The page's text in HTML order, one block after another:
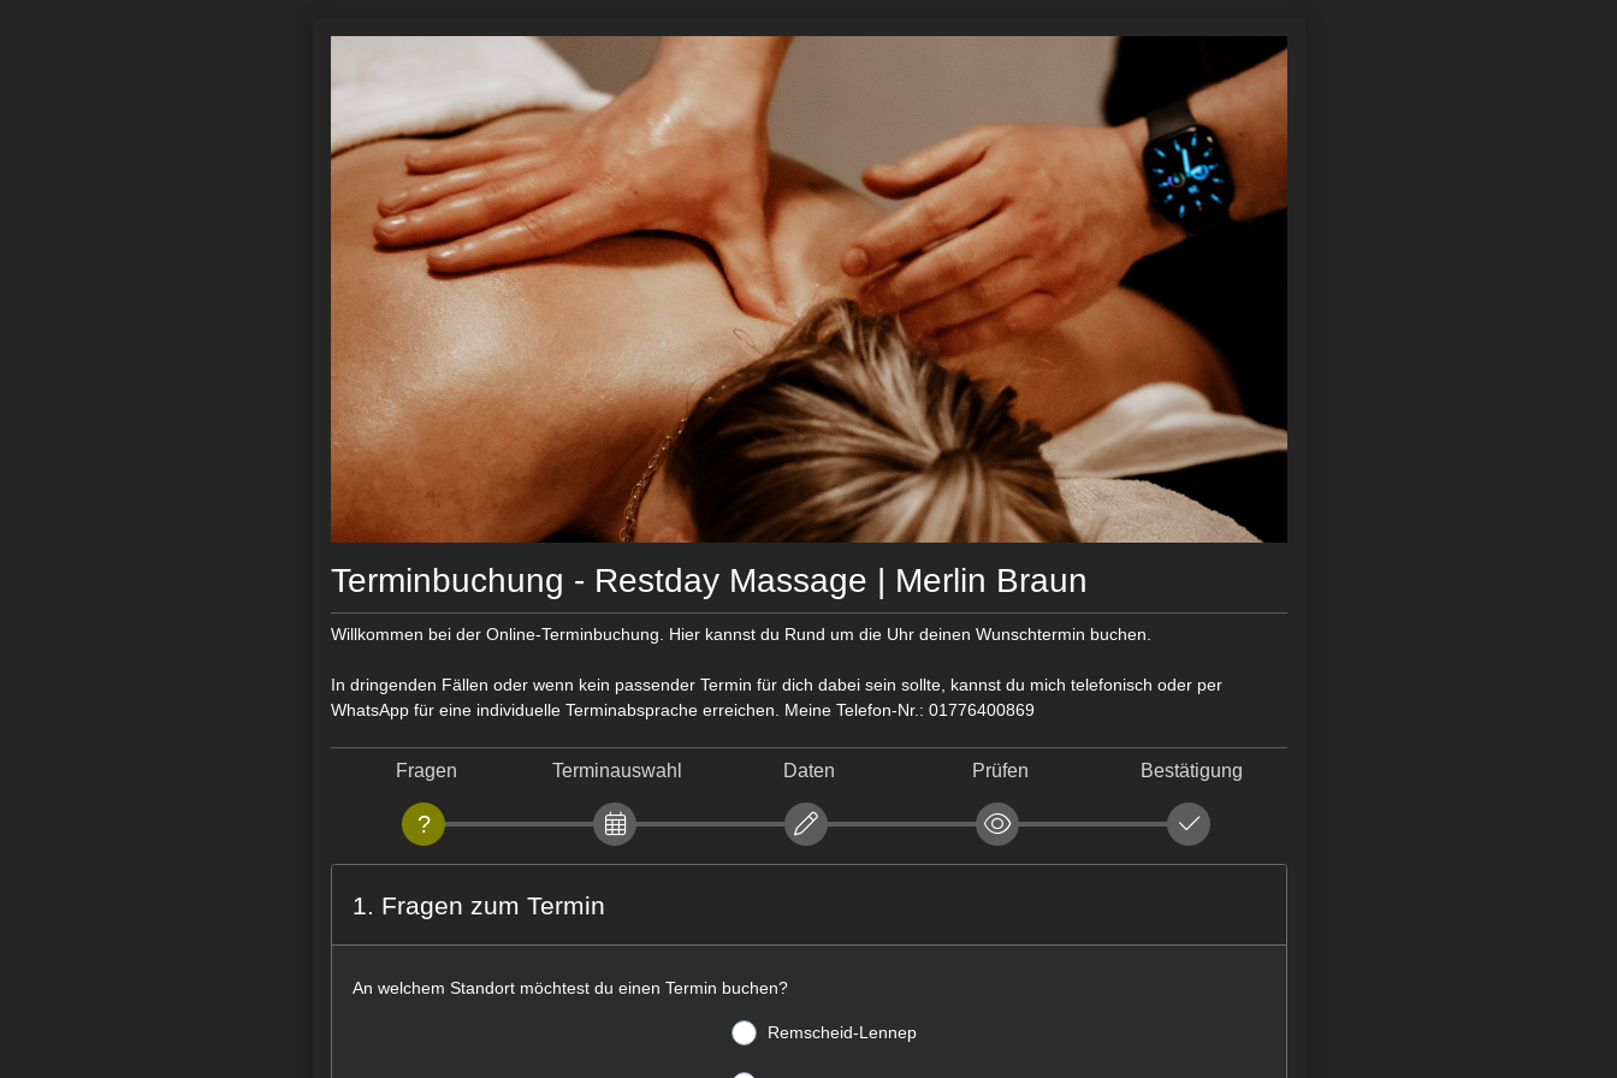
Terminbuchung - Restday Massage | Merlin Braun
Willkommen bei der Online-Terminbuchung. Hier kannst du Rund um die Uhr deinen Wunschtermin buchen.
In dringenden Fällen oder wenn kein passender Termin für dich dabei sein sollte, kannst du mich telefonisch oder per
WhatsApp für eine individuelle Terminabsprache erreichen. Meine Telefon-Nr.: 01776400869
Fragen Terminauswahl Daten Prüfen Bestätigung
1. Fragen zum Termin
An welchem Standort möchtest du einen Termin buchen?
Remscheid-Lennep